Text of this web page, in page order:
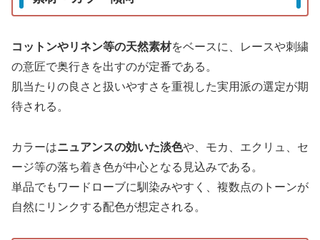
コットンやリネン等の天然素材をベースに、レースや刺繍
の意匠で奥行きを出すのが定番である。
肌当たりの良さと扱いやすさを重視した実用派の選定が期
待される。
カラーはニュアンスの効いた淡色や、モカ、エクリュ、セ
ージ等の落ち着き色が中心となる見込みである。
単品でもワードローブに馴染みやすく、複数点のトーンが
自然にリンクする配色が想定される。